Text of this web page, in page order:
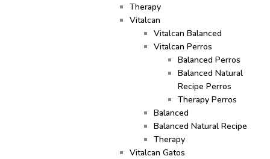
Therapy
Vitalcan
Vitalcan Balanced
Vitalcan Perros
Balanced Perros
Balanced Natural
Recipe Perros
Therapy Perros
Balanced
Balanced Natural Recipe
Therapy
Vitalcan Gatos